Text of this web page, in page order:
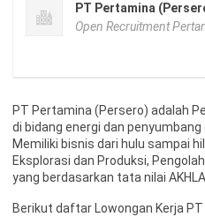
PT Pertamina
Open Recruitment
PT Pertamina (Persero) adalah
di bidang energi dan
Memiliki bisnis dari hulu sampai
Eksplorasi dan Produksi,
yang berdasarkan tata nilai
Berikut daftar Lowongan Kerja